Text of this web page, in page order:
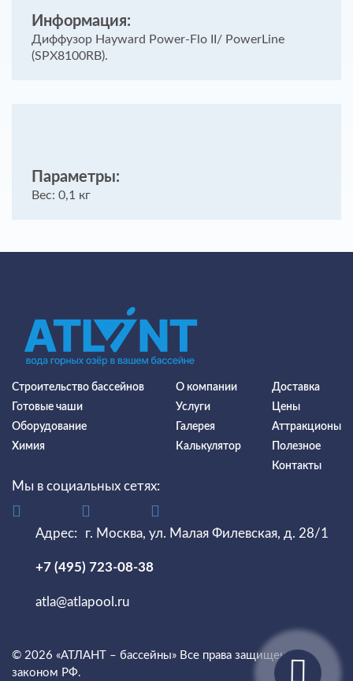
Информация:
Диффузор Hayward Power-Flo II/ PowerLine
(SPX8100RB).
Параметры:
Вес: 0,1 кг
Строительство бассейнов
Готовые чаши
Оборудование
Химия
О компании
Услуги
Галерея
Калькулятор
Доставка
Цены
Аттракционы
Полезное
Контакты
Мы в социальных сетях:
Адрес: г. Москва, ул. Малая Филевская, д. 28/1
+7 (495) 723-08-38
atla@atlapool.ru
© 2026 «АТЛАНТ – бассейны» Все права защищены
законом РФ.